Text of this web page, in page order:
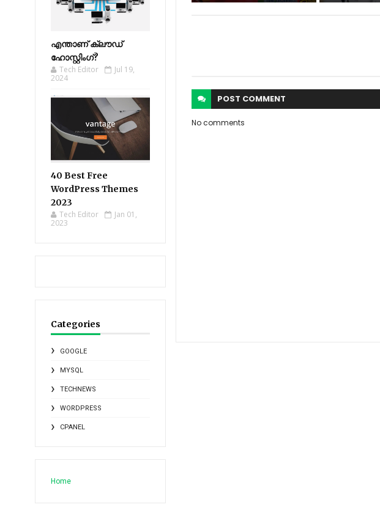
എന്താണ് ക്ലൗഡ്
ഹോസ്റ്റിംഗ്?
Tech Editor
Jul 19,
2024
40 Best Free
WordPress Themes
2023
Tech Editor
Jan 01,
2023
Categories
GOOGLE
MYSQL
TECHNEWS
WORDPRESS
CPANEL
Home
POST COMMENT
No comments